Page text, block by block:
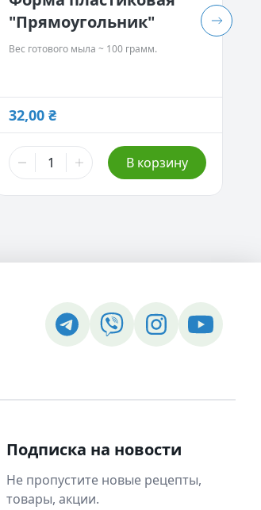
"Прямоугольник"
Вес готового мыла ~ 100 грамм.
32,00 ₴
В корзину
Подписка на новости
Не пропустите новые рецепты,
товары, акции.